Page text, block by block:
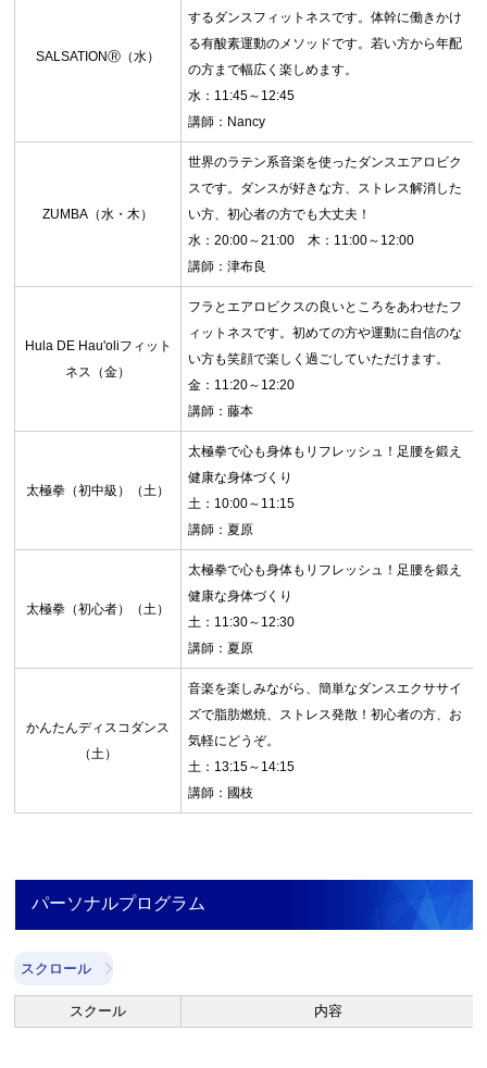
SALSATIONⓇ（水）
するダンスフィットネスです。体幹に働きかけ
る有酸素運動のメソッドです。若い方から年配
の方まで幅広く楽しめます。
水：11:45～12:45
講師：Nancy
ZUMBA（水・木）
世界のラテン系音楽を使ったダンスエアロビク
スです。ダンスが好きな方、ストレス解消した
い方、初心者の方でも大丈夫！
水：20:00～21:00 木：11:00～12:00
講師：津布良
Hula DE Hau'oliフィット
ネス（金）
フラとエアロビクスの良いところをあわせたフ
ィットネスです。初めての方や運動に自信のな
い方も笑顔で楽しく過ごしていただけます。
金：11:20～12:20
講師：藤本
太極拳（初中級）（土）
太極拳で心も身体もリフレッシュ！足腰を鍛え
健康な身体づくり
土：10:00～11:15
講師：夏原
太極拳（初心者）（土）
太極拳で心も身体もリフレッシュ！足腰を鍛え
健康な身体づくり
土：11:30～12:30
講師：夏原
かんたんディスコダンス
（土）
音楽を楽しみながら、簡単なダンスエクササイ
ズで脂肪燃焼、ストレス発散！初心者の方、お
気軽にどうぞ。
土：13:15～14:15
講師：國枝
パーソナルプログラム
スクロール
スクール 内容